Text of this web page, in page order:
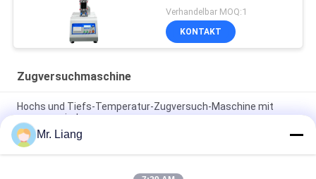
Verhandelbar MOQ:1
KONTAKT
Zugversuchmaschine
Hochs und Tiefs-Temperatur-Zugversuch-Maschine mit
programmierbarem
Computer-elektronische Selbstzugversuch-Servomaschinen-
Universalfestigkeitsprüfungs-Ausrüstung TM 2101
Mr. Liang